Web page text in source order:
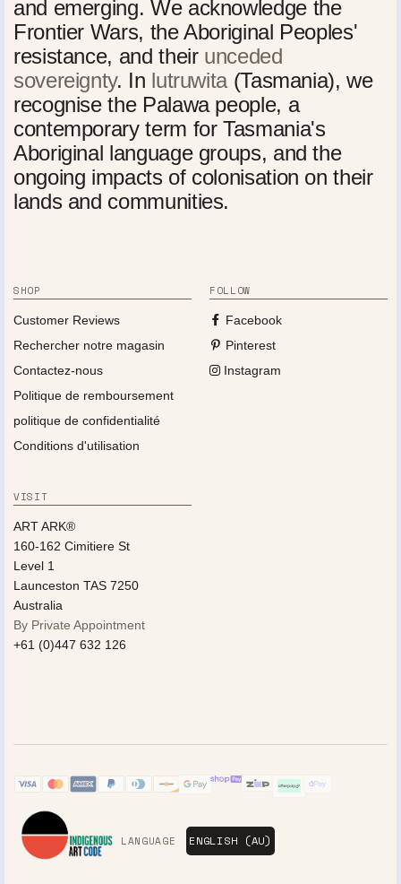
and emerging. We acknowledge the
Frontier Wars, the Aboriginal Peoples'
resistance, and their unceded
sovereignty. In lutruwita(Tasmania), we
recognise the Palawa people, a
contemporary term for Tasmania's
Aboriginal language groups, and the
ongoing impacts of colonisation on their
lands and communities.
SHOP
Customer Reviews
Rechercher notre magasin
Contactez-nous
Politique de remboursement
politique de confidentialité
Conditions d'utilisation
FOLLOW
Facebook
Pinterest
Instagram
VISIT
ART ARK®
160-162 Cimitiere St
Level 1
Launceston TAS 7250
Australia
By Private Appointment
+61 (0)447 632 126
LANGUAGE